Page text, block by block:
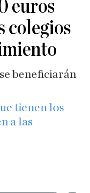
euros
colegios
beneficiarán
tienen los
a las